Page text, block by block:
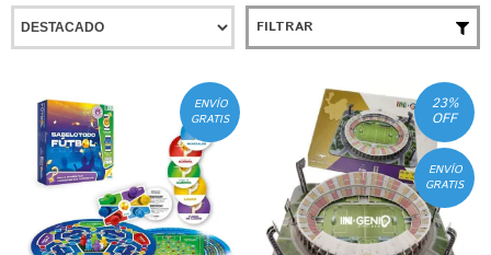
FILTRAR
ENVÍO
GRATIS
23%
OFF
ENVÍO
GRATIS